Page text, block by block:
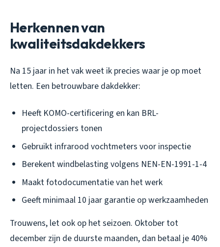
Herkennen van
kwaliteitsdakdekkers
Na 15 jaar in het vak weet ik precies waar je op moet
letten. Een betrouwbare dakdekker:
Heeft KOMO-certificering en kan BRL-
projectdossiers tonen
Gebruikt infrarood vochtmeters voor inspectie
Berekent windbelasting volgens NEN-EN-1991-1-4
Maakt fotodocumentatie van het werk
Geeft minimaal 10 jaar garantie op werkzaamheden
Trouwens, let ook op het seizoen. Oktober tot
december zijn de duurste maanden, dan betaal je 40%